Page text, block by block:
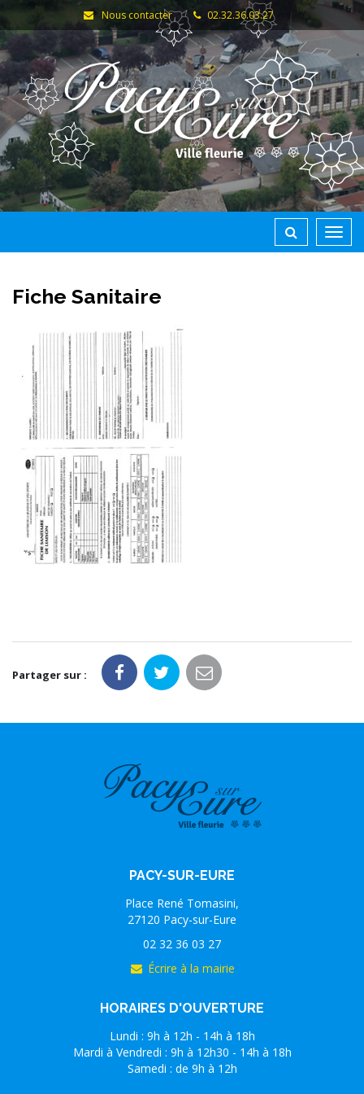
Gestion des traceurs
Nous contacter 02.32.36.03.27
Fiche Sanitaire
Partager sur :
PACY-SUR-EURE
Place René Tomasini,
27120 Pacy-sur-Eure
02 32 36 03 27
Écrire à la mairie
HORAIRES D'OUVERTURE
Lundi : 9h à 12h - 14h à 18h
Mardi à Vendredi : 9h à 12h30 - 14h à 18h
Samedi : de 9h à 12h